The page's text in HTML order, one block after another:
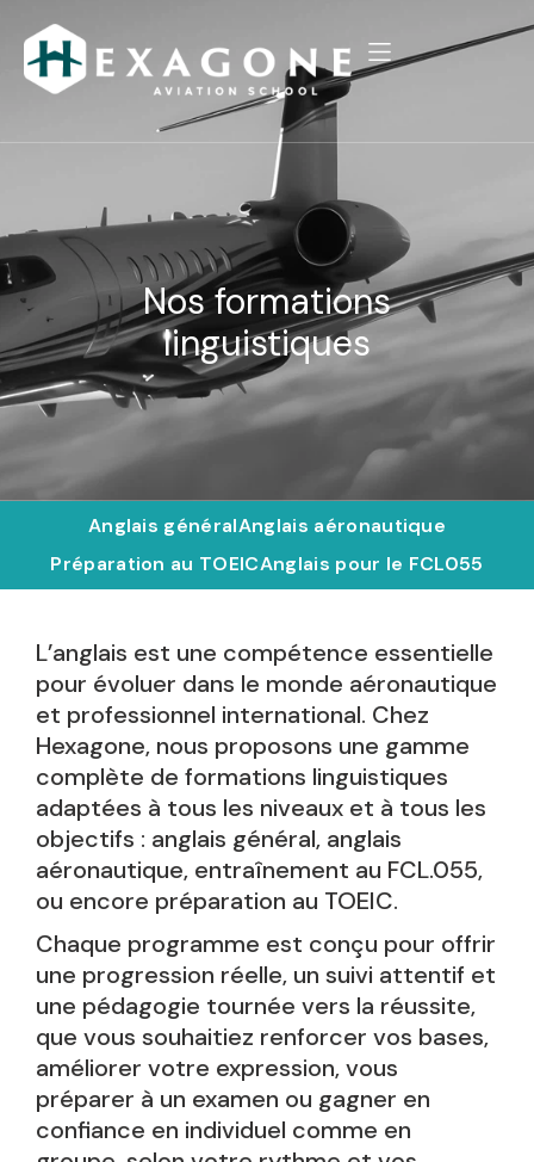
Nos formations
linguistiques
Anglais généralAnglais aéronautique
Préparation au TOEICAnglais pour le FCL055
L’anglais est une compétence essentielle
pour évoluer dans le monde aéronautique
et professionnel international. Chez
Hexagone, nous proposons une gamme
complète de formations linguistiques
adaptées à tous les niveaux et à tous les
objectifs : anglais général, anglais
aéronautique, entraînement au FCL.055,
ou encore préparation au TOEIC.
Chaque programme est conçu pour offrir
une progression réelle, un suivi attentif et
une pédagogie tournée vers la réussite,
que vous souhaitiez renforcer vos bases,
améliorer votre expression, vous
préparer à un examen ou gagner en
confiance en individuel comme en